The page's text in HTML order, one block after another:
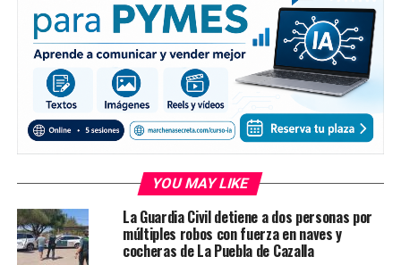
YOU MAY LIKE
La Guardia Civil detiene a dos personas por
múltiples robos con fuerza en naves y
cocheras de La Puebla de Cazalla